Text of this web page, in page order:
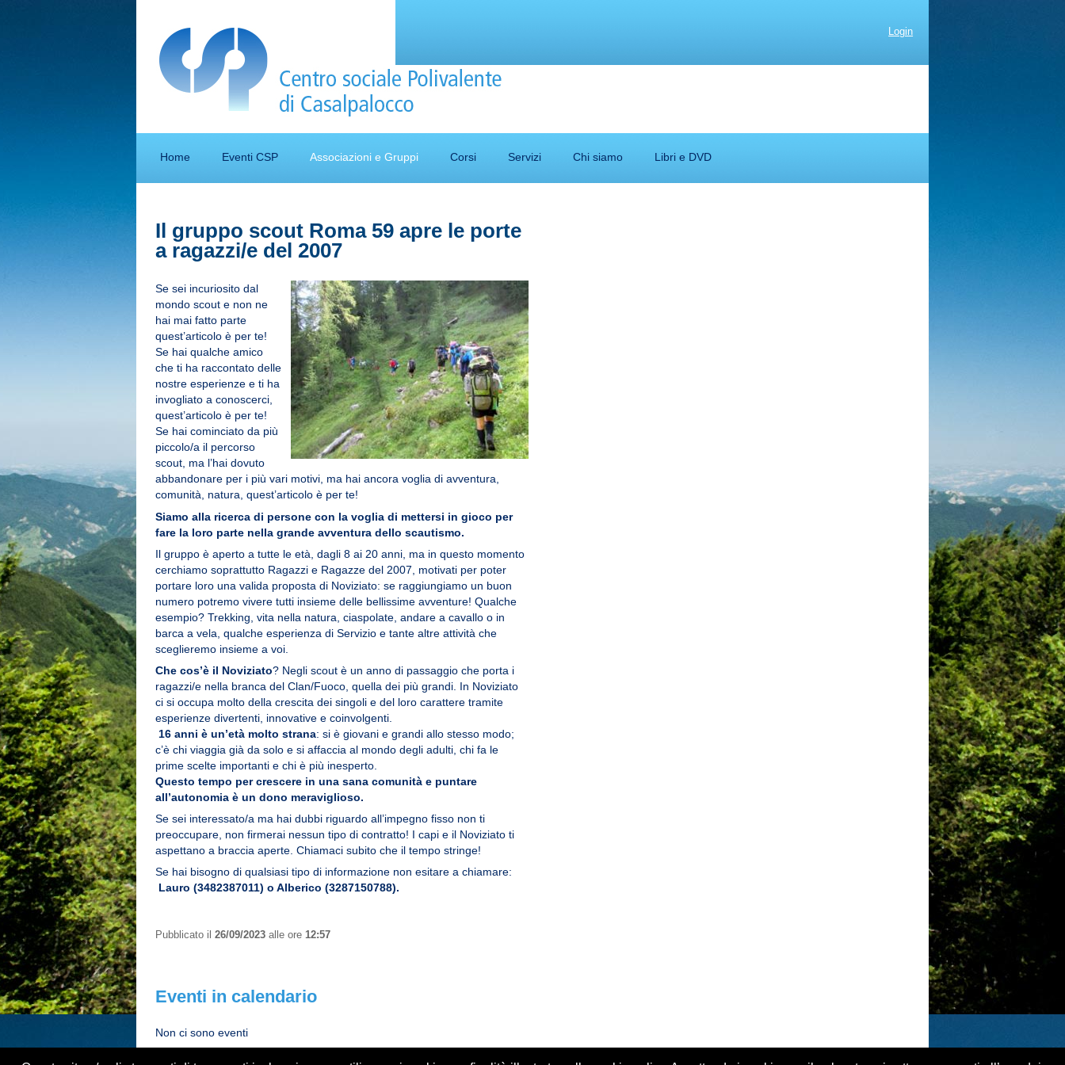
Login
Home Eventi CSP Associazioni e Gruppi Corsi Servizi Chi siamo Libri e DVD
Il gruppo scout Roma 59 apre le porte
a ragazzi/e del 2007
Se sei incuriosito dal
mondo scout e non ne
hai mai fatto parte
quest’articolo è per te!
Se hai qualche amico
che ti ha raccontato delle
nostre esperienze e ti ha
invogliato a conoscerci,
quest’articolo è per te!
Se hai cominciato da più
piccolo/a il percorso
scout, ma l’hai dovuto
abbandonare per i più vari motivi, ma hai ancora voglia di avventura,
comunità, natura, quest’articolo è per te!
Siamo alla ricerca di persone con la voglia di mettersi in gioco per
fare la loro parte nella grande avventura dello scautismo.
Il gruppo è aperto a tutte le età, dagli 8 ai 20 anni, ma in questo momento
cerchiamo soprattutto Ragazzi e Ragazze del 2007, motivati per poter
portare loro una valida proposta di Noviziato: se raggiungiamo un buon
numero potremo vivere tutti insieme delle bellissime avventure! Qualche
esempio? Trekking, vita nella natura, ciaspolate, andare a cavallo o in
barca a vela, qualche esperienza di Servizio e tante altre attività che
sceglieremo insieme a voi.
Che cos’è il Noviziato? Negli scout è un anno di passaggio che porta i
ragazzi/e nella branca del Clan/Fuoco, quella dei più grandi. In Noviziato
ci si occupa molto della crescita dei singoli e del loro carattere tramite
esperienze divertenti, innovative e coinvolgenti.
16 anni è un’età molto strana: si è giovani e grandi allo stesso modo;
c’è chi viaggia già da solo e si affaccia al mondo degli adulti, chi fa le
prime scelte importanti e chi è più inesperto.
Questo tempo per crescere in una sana comunità e puntare
all’autonomia è un dono meraviglioso.
Se sei interessato/a ma hai dubbi riguardo all’impegno fisso non ti
preoccupare, non firmerai nessun tipo di contratto! I capi e il Noviziato ti
aspettano a braccia aperte. Chiamaci subito che il tempo stringe!
Se hai bisogno di qualsiasi tipo di informazione non esitare a chiamare:
Lauro (3482387011) o Alberico (3287150788).
Pubblicato il26/09/2023 alle ore12:57
Eventi in calendario
Non ci sono eventi